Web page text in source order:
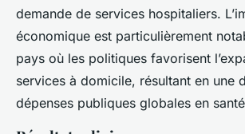
demande de services hospitaliers.
économique est particulièrement
pays où les politiques favorisent
services à domicile, résultant en une
dépenses publiques globales en